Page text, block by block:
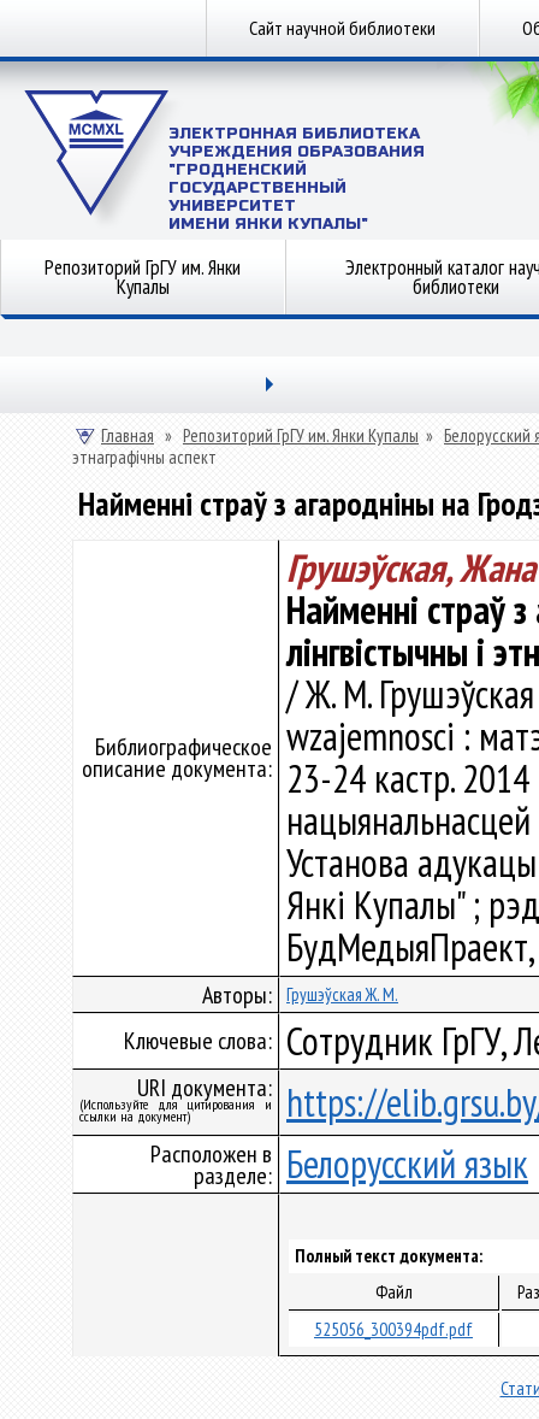
Сайт научной библиотеки
ЭЛЕКТРОННАЯ БИБЛИОТЕКА
УЧРЕЖДЕНИЯ ОБРАЗОВАНИЯ
"ГРОДНЕНСКИЙ
ГОСУДАРСТВЕННЫЙ
УНИВЕРСИТЕТ
ИМЕНИ ЯНКИ КУПАЛЫ"
Репозиторий ГрГУ им. Янки
Купалы
Электронный каталог
библиотеки
Главная » Репозиторий ГрГУ им. Янки Купалы » Белорусский
этнаграфічны аспект
Найменні страў з агародніны на
Библиографическое
описание документа:
Грушэўская,
Найменні страў
лінгвістычны і
/ Ж. М.
wzajemnosci :
23-24 кастр. 2014
нацыянальнасцей
Установа
Янкі Купалы" ;
Авторы: Грушэўская Ж. М.
Ключевые слова: Сотрудник ГрГУ,
URI документа:
(Используйте для цитирования и
ссылки на документ) https://
Расположен в
разделе: Белорусский язык
Полный текст документа:
Файл
525056_300394pdf.pdf